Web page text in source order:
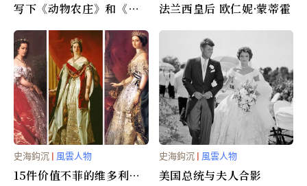
写下《动物农庄》和《一
治．欧威尔
法兰西皇后 欧仁妮·蒙蒂霍
史海鈎沉 | 風雲人物
15件价值不菲的维多利亚
史海鈎沉 | 風雲人物
美国总统与夫人合影